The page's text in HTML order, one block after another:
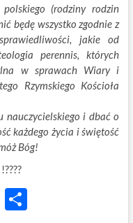
(rodziny rodzin
będę wszystko zgodnie z
jakie od
perennis, których
w sprawach Wiary i
Rzymskiego Kościoła
nauczycielskiego i dbać o
każdego życia i świętość
Bóg!
S